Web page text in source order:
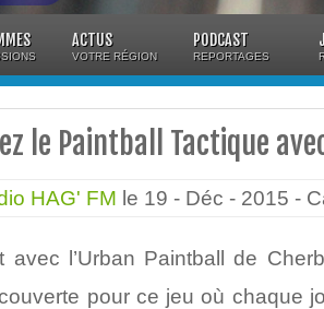
ACTUS
VOTRE RÉGION
PODCAST
REPORTAGES
le Paintball Tactique avec
HAG' FM le 19 - Déc - 2015 -
avec l’Urban Paintball de
pour ce jeu où chaque